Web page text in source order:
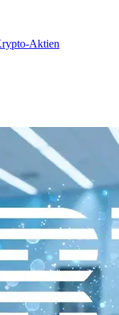
Aktien